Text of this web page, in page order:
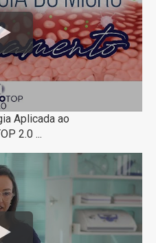
Aplicada ao
2.0 ...